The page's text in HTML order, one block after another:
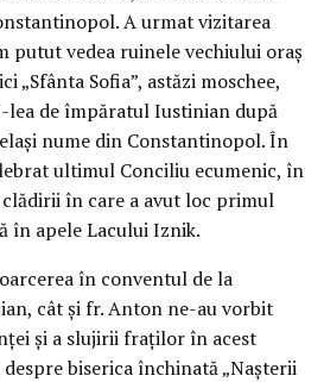
A urmat vizitarea
putut vedea ruinele vechiului oraș
„Sfânta Sofia”, astăzi moschee,
lea de împăratul Iustinian după
nume din Constantinopol. În
ultimul Conciliu ecumenic, în
în care a avut loc primul
în apele Lacului Iznik.
în conventul de la
cât și fr. Anton ne-au vorbit
și a slujirii fraților în acest
biserica închinată „Nașterii